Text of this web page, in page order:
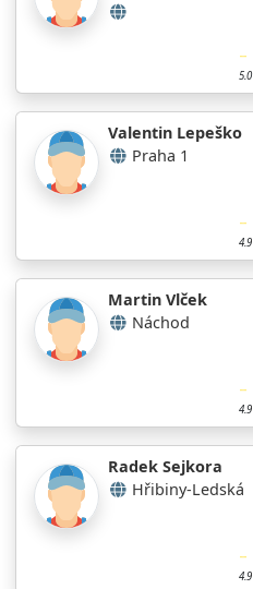
5.0
Valentin Lepeško
Praha 1
4.9
Martin Vlček
Náchod
4.9
Radek Sejkora
Hřibiny-Ledská
4.9